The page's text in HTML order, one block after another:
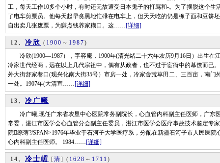
工，每天工作10多个小时，有时还无故遭受日本鬼子的打骂和-。为了摆脱这个
了电车剪票员。他每天起早贪黑地忙碌在电车上，但天天吃的仍是橡子面和豆饼
自出卖几张废票，为赚点钱养家糊口。这……[详细]
12、 冷欣 ( 1900 ～ 1987)
冷欣(1900—1987），字容庵，1900年(清光绪二十六年农历9月16日）出生在
冷家世代经商，远在以上几代宗祖中，偶有从政者，也不过于宦衙中的幕僚而已
外大街舒家巷口(现兴化南大街35号）市房一处，冷家舍荒草田二、三百亩，南门
一处。1907年(大清宣……[详细]
13、 冷广曦
冷广曦,现任广东省农垦中心医院常务副院长，心血管内科副主任医师，广东
常委，湛江市医学会心血管分会副主任委员，湛江市医学会医疗事故技术鉴定专
院缭薄?/SPAN>1976年毕业于石河子大学医疗系，分配在新疆石河子市人民医
心内科副主任医师。 1984……[详细]
14、 冷士嵋 [清] ( 1628 ～ 1711 )